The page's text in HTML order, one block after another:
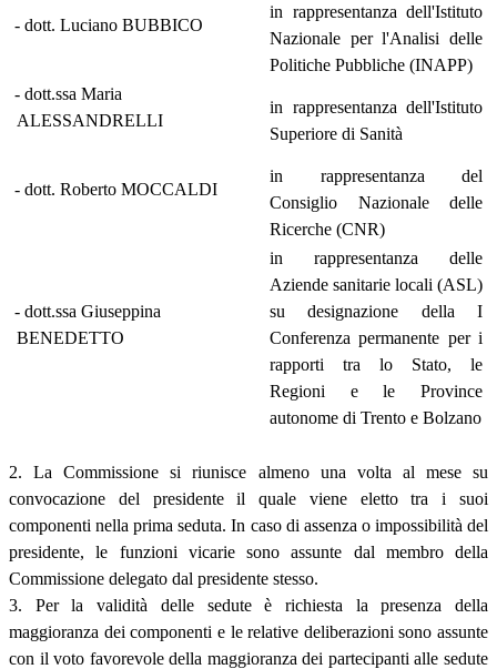
- dott. Luciano BUBBICO
in rappresentanza dell'Istituto
Nazionale per l'Analisi delle
Politiche Pubbliche (INAPP)
- dott.ssa Maria
ALESSANDRELLI
in rappresentanza dell'Istituto
Superiore di Sanità
- dott. Roberto MOCCALDI
in rappresentanza del
Consiglio Nazionale delle
Ricerche (CNR)
- dott.ssa Giuseppina
BENEDETTO
in rappresentanza delle
Aziende sanitarie locali (ASL)
su designazione della I
Conferenza permanente per i
rapporti tra lo Stato, le
Regioni e le Province
autonome di Trento e Bolzano
2. La Commissione si riunisce almeno una volta al mese su
convocazione del presidente il quale viene eletto tra i suoi
componenti nella prima seduta. In caso di assenza o impossibilità del
presidente, le funzioni vicarie sono assunte dal membro della
Commissione delegato dal presidente stesso.
3. Per la validità delle sedute è richiesta la presenza della
maggioranza dei componenti e le relative deliberazioni sono assunte
con il voto favorevole della maggioranza dei partecipanti alle sedute